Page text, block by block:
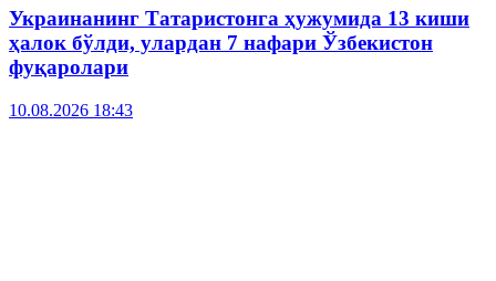
Украинанинг Татаристонга ҳужумида 13 киши
ҳалок бўлди, улардан 7 нафари Ўзбекистон
фуқаролари
10.08.2026 18:43